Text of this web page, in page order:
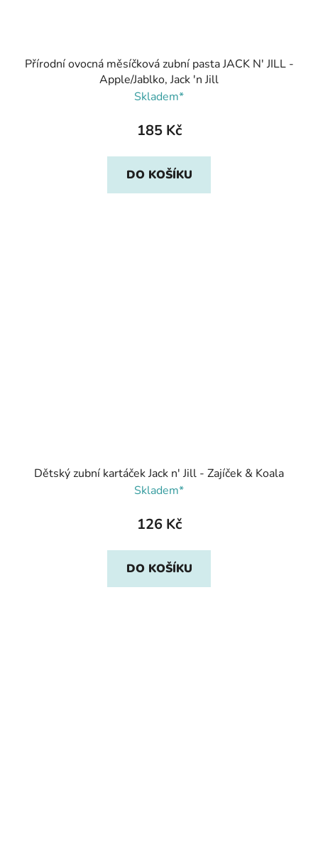
Přírodní ovocná měsíčková zubní pasta JACK N' JILL -
Apple/Jablko, Jack 'n Jill
Skladem*
185 Kč
DO KOŠÍKU
Dětský zubní kartáček Jack n' Jill - Zajíček & Koala
Skladem*
126 Kč
DO KOŠÍKU